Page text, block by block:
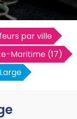
par ville
Maritime (17)